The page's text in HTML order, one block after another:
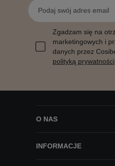
Zgadzam się na
marketingowych i
danych przez
polityką prywatności
O NAS
INFORMACJE